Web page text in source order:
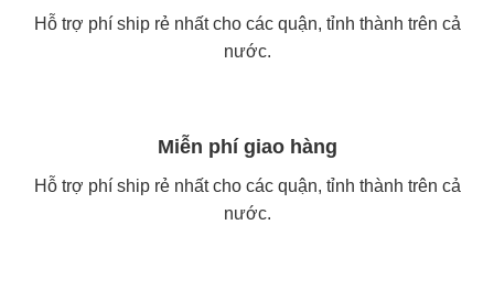
Hỗ trợ phí ship rẻ nhất cho các quận, tỉnh thành trên cả
nước.
Miễn phí giao hàng
Hỗ trợ phí ship rẻ nhất cho các quận, tỉnh thành trên cả
nước.